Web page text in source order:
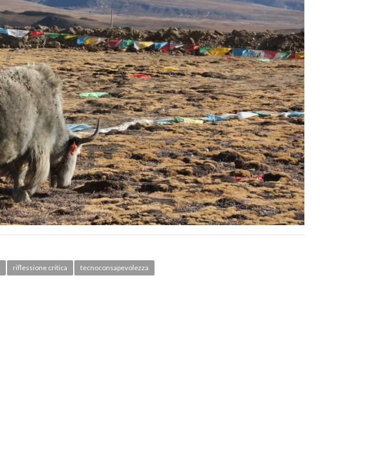
riflessione critica tecnoconsapevolezza